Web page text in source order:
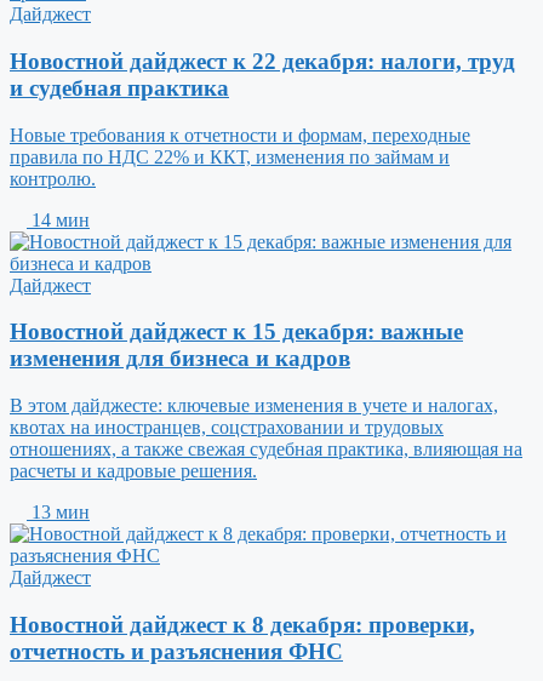
Дайджест
Новостной дайджест к 22 декабря: налоги, труд
и судебная практика
Новые требования к отчетности и формам, переходные
правила по НДС 22% и ККТ, изменения по займам и
контролю.
14 мин
Дайджест
Новостной дайджест к 15 декабря: важные
изменения для бизнеса и кадров
В этом дайджесте: ключевые изменения в учете и налогах,
квотах на иностранцев, соцстраховании и трудовых
отношениях, а также свежая судебная практика, влияющая на
расчеты и кадровые решения.
13 мин
Дайджест
Новостной дайджест к 8 декабря: проверки,
отчетность и разъяснения ФНС